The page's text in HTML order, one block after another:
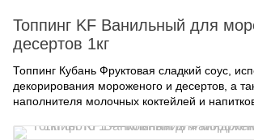
Топпинг KF Ванильный для
десертов 1кг
Топпинг Кубань Фруктовая сладкий соус,
декорирования мороженого и десертов, а
наполнителя молочных коктейлей и